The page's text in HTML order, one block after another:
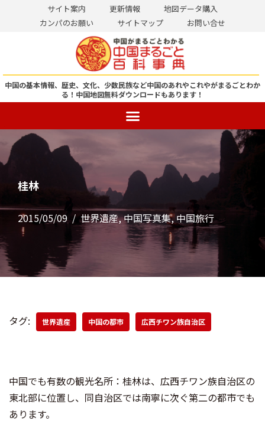
ン
ツ
ス
キ
プ
サイト案内 更新情報
地図データ購入
カンパのお願い
サイトマップ お問い合せ
中国の基本情報、歴史、文化、少数民族など中国のあれやこれやがまるごとわか
る！ 中国地図無料ダウンロードもあります！
桂林
2015/05/09 世界遺産,中国写真集,中国旅行
タグ: 世界遺産 中国の都市 広西チワン族自治区
中国でも有数の観光名所：桂林は、広西チワン族自治区の
東北部に位置し、同自治区では南寧に次ぐ第二の都市でも
あります。